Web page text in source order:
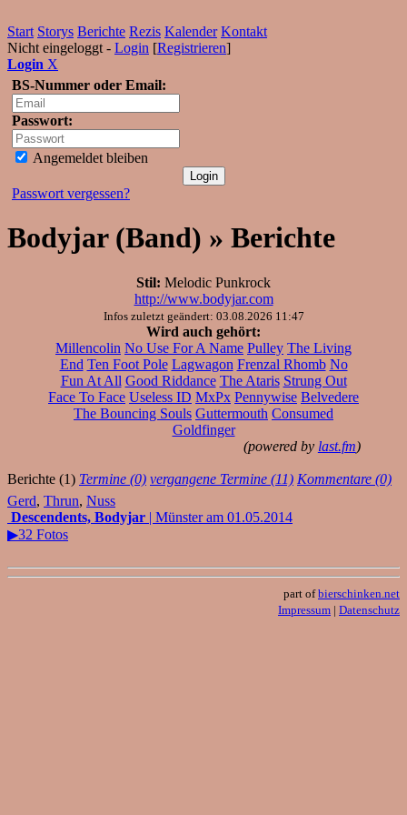
Start Storys Berichte Rezis Kalender Kontakt
Nicht eingeloggt - Login [Registrieren]
Login X
BS-Nummer oder Email:
Passwort:
Angemeldet bleiben
Passwort vergessen?
Bodyjar (Band) » Berichte
Stil: Melodic Punkrock
http://www.bodyjar.com
Infos zuletzt geändert: 03.08.2026 11:47
Wird auch gehört:
Millencolin No Use For A Name Pulley The Living
End Ten Foot Pole Lagwagon Frenzal Rhomb No
Fun At All Good Riddance The Ataris Strung Out
Face To Face Useless ID MxPx Pennywise Belvedere
The Bouncing Souls Guttermouth Consumed
Goldfinger
(powered by last.fm)
Berichte (1) Termine (0) vergangene Termine (11) Kommentare (0)
Gerd, Thrun, Nuss
Descendents, Bodyjar | Münster am 01.05.2014
▶32 Fotos
part ofbierschinken.net
Impressum | Datenschutz